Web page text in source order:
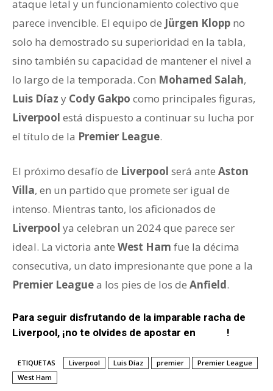
ataque letal y un funcionamiento colectivo que
parece invencible. El equipo de Jürgen Klopp no
solo ha demostrado su superioridad en la tabla,
sino también su capacidad de mantener el nivel a
lo largo de la temporada. Con Mohamed Salah,
Luis Díaz y Cody Gakpo como principales figuras,
Liverpool está dispuesto a continuar su lucha por
el título de la Premier League.
El próximo desafío de Liverpool será ante Aston
Villa, en un partido que promete ser igual de
intenso. Mientras tanto, los aficionados de
Liverpool ya celebran un 2024 que parece ser
ideal. La victoria ante West Ham fue la décima
consecutiva, un dato impresionante que pone a la
Premier Leaguea los pies de los de Anfield.
Para seguir disfrutando de la imparable racha de
Liverpool, ¡no te olvides de apostar en
!
ETIQUETAS Liverpool Luis Díaz premier
Premier League
West Ham